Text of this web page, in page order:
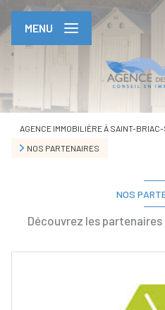
MENU
AGENCE IMMOBILIÈRE À SAINT-
NOS PARTENAIRES
NOS
Découvrez les